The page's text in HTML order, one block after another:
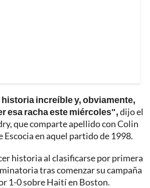
increíble y, obviamente,
esa racha este miércoles",dijo el
que comparte apellido con Colin
Escocia en aquel partido de 1998.
historia al clasificarse por primera
tras comenzar su campaña
1-0 sobre Haití en Boston.